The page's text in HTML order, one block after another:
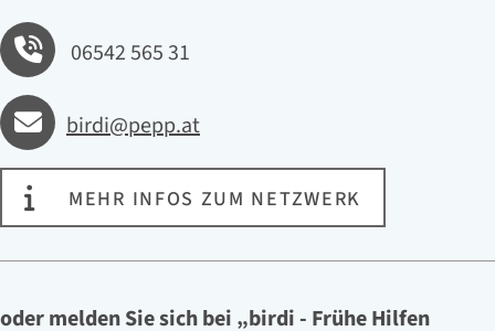
06542 565 31
E-mail birdi@pepp.at
MEHR INFOS ZUM NETZWERK
oder melden Sie sich bei „birdi - Frühe Hilfen